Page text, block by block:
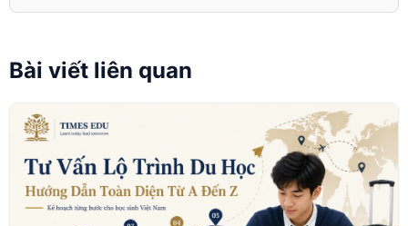
Bài viết liên quan